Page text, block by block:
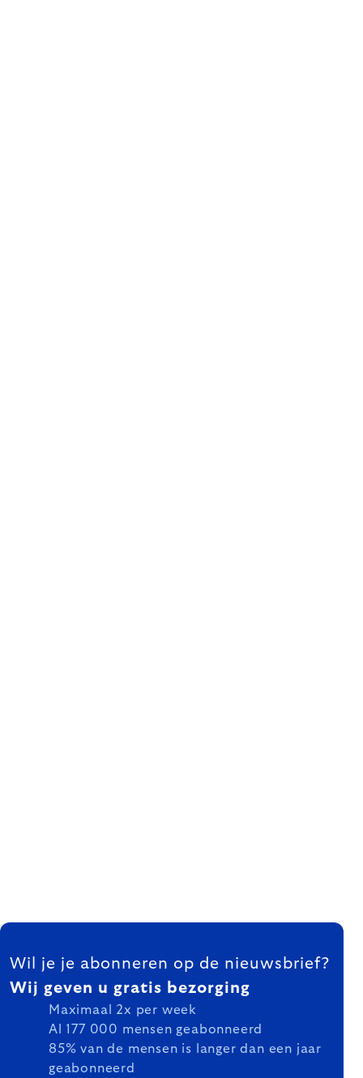
FOOTER
Wil je je abonneren op de nieuwsbrief?
Wij geven u gratis bezorging
Maximaal 2x per week
Al 177 000 mensen geabonneerd
85% van de mensen is langer dan een jaar
geabonneerd